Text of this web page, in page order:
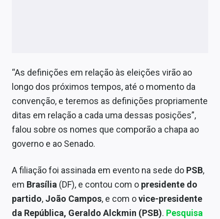
“As definições em relação às eleições virão ao
longo dos próximos tempos, até o momento da
convenção, e teremos as definições propriamente
ditas em relação a cada uma dessas posições”,
falou sobre os nomes que comporão a chapa ao
governo e ao Senado.
A filiação foi assinada em evento na sede do PSB,
em Brasília (DF), e contou com o presidente do
partido, João Campos, e com ovice-presidente
da República, Geraldo Alckmin (PSB). Pesquisa